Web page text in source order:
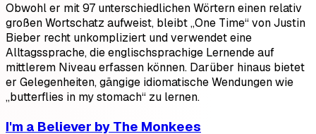
Obwohl er mit 97 unterschiedlichen Wörtern einen relativ
großen Wortschatz aufweist, bleibt „One Time“ von Justin
Bieber recht unkompliziert und verwendet eine
Alltagssprache, die englischsprachige Lernende auf
mittlerem Niveau erfassen können. Darüber hinaus bietet
er Gelegenheiten, gängige idiomatische Wendungen wie
„butterflies in my stomach“ zu lernen.
I'm a Believer by The Monkees